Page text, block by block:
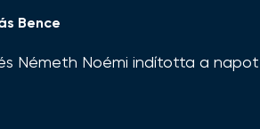
Bence
Németh Noémi indította a